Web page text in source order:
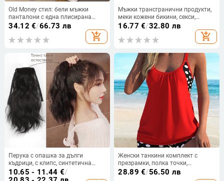
Old Money стил: бели мъжки
панталони с една плисирана
гънка, свободен крой и широки
крачоли, антибръчков плат
34.12 €/66.73 лв
add_shopping_cart
Мъжки трансгранични продукти,
меки кожени бикини, секси,
прилепнали, меки кожени шорти,
16.77 €/32.80 лв
add_shopping_cart
Перука с опашка за дълги
къдрици, с клипс, синтетична
коса, устойчива на високи
температури, висока опашка,
10.65 - 11.44 €/
Женски танкини комплект с
презрамки, полка точки,
двучастен бански в стил
28.89 €/56.50 лв